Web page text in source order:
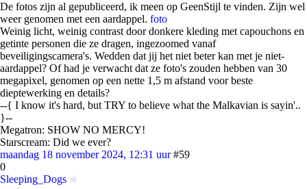
De fotos zijn al gepubliceerd, ik meen op GeenStijl te vinden. Zijn wel
weer genomen met een aardappel. foto
Weinig licht, weinig contrast door donkere kleding met capouchons en
getinte personen die ze dragen, ingezoomed vanaf
beveiligingscamera's. Wedden dat jij het niet beter kan met je niet-
aardappel? Of had je verwacht dat ze foto's zouden hebben van 30
megapixel, genomen op een nette 1,5 m afstand voor beste
dieptewerking en details?
--{ I know it's hard, but TRY to believe what the Malkavian is sayin'..
}--
Megatron: SHOW NO MERCY!
Starscream: Did we ever?
maandag 18 november 2024, 12:31 uur #59
0
Sleeping_Dogs